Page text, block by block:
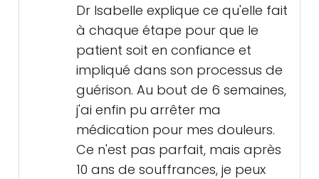
Dr Isabelle explique ce qu'elle fait
à chaque étape pour que le
patient soit en confiance et
impliqué dans son processus de
guérison. Au bout de 6 semaines,
j'ai enfin pu arrêter ma
médication pour mes douleurs.
Ce n'est pas parfait, mais après
10 ans de souffrances, je peux